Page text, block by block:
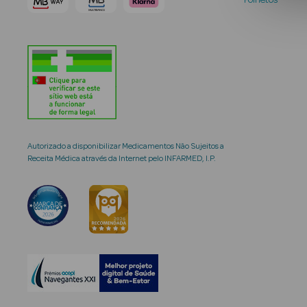
Autorizado a disponibilizar Medicamentos Não Sujeitos a
Receita Médica através da Internet pelo INFARMED, I.P.